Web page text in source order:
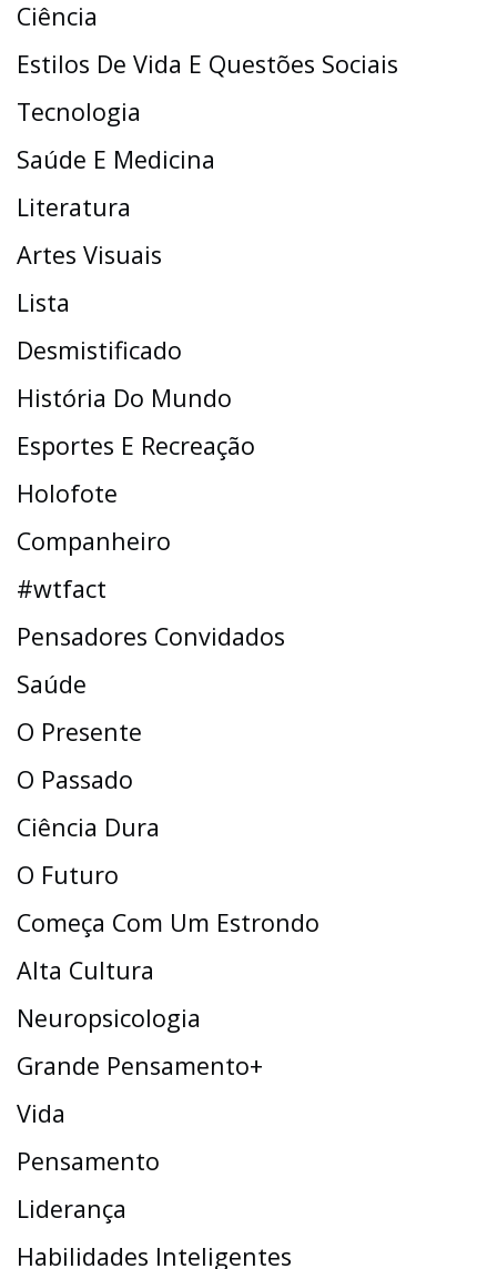
Ciência
Estilos De Vida E Questões Sociais
Tecnologia
Saúde E Medicina
Literatura
Artes Visuais
Lista
Desmistificado
História Do Mundo
Esportes E Recreação
Holofote
Companheiro
#wtfact
Pensadores Convidados
Saúde
O Presente
O Passado
Ciência Dura
O Futuro
Começa Com Um Estrondo
Alta Cultura
Neuropsicologia
Grande Pensamento+
Vida
Pensamento
Liderança
Habilidades Inteligentes